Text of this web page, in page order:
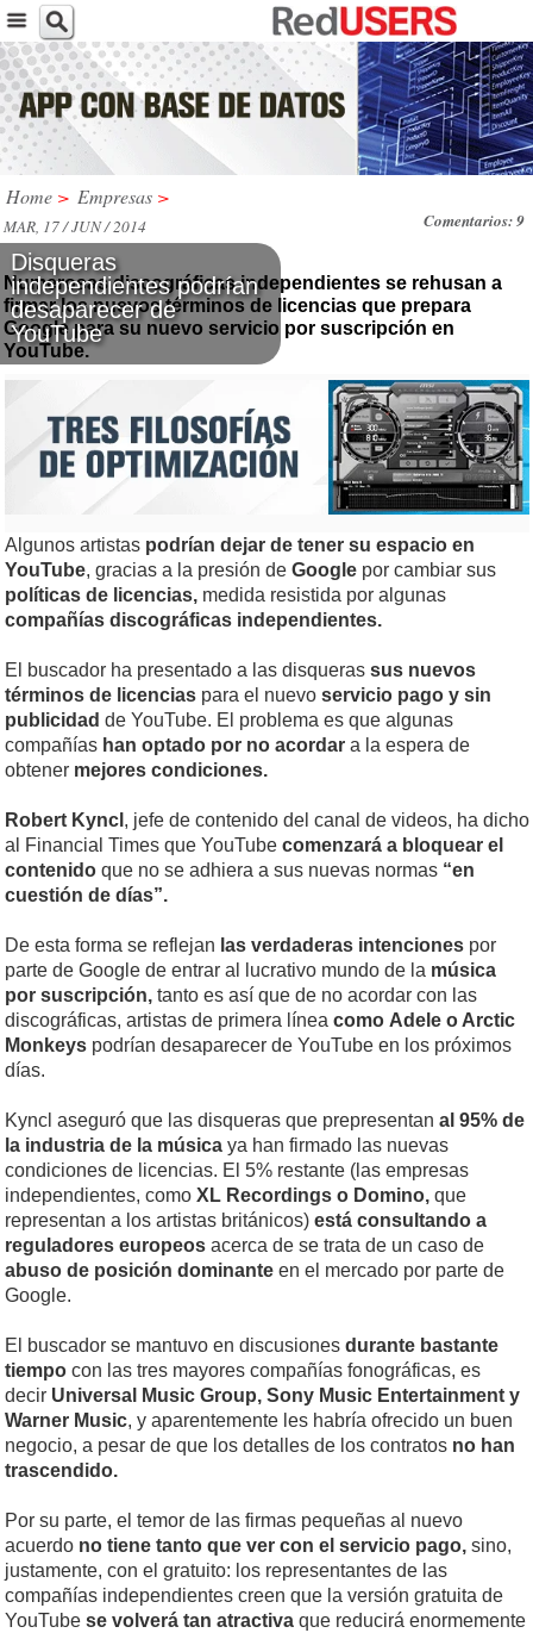
Home > Empresas >
Comentarios: 9
MAR, 17 / JUN / 2014
Disqueras
independientes podrían
desaparecer de
YouTube
Numerosas discográficas independientes se rehusan a
firmar los nuevos términos de licencias que prepara
Google para su nuevo servicio por suscripción en
YouTube.
Algunos artistas podrían dejar de tener su espacio en
YouTube, gracias a la presión de Google por cambiar sus
políticas de licencias, medida resistida por algunas
compañías discográficas independientes.
El buscador ha presentado a las disqueras sus nuevos
términos de licencias para el nuevo servicio pago y sin
publicidad de YouTube. El problema es que algunas
compañías han optado por no acordar a la espera de
obtener mejores condiciones.
Robert Kyncl , jefe de contenido del canal de videos, ha dicho
al Financial Times que YouTube comenzará a bloquear el
contenido que no se adhiera a sus nuevas normas “en
cuestión de días”.
De esta forma se reflejan las verdaderas intenciones por
parte de Google de entrar al lucrativo mundo de la música
por suscripción, tanto es así que de no acordar con las
discográficas, artistas de primera línea como Adele o Arctic
Monkeys podrían desaparecer de YouTube en los próximos
días.
Kyncl aseguró que las disqueras que prepresentan al 95% de
la industria de la música ya han firmado las nuevas
condiciones de licencias. El 5% restante (las empresas
independientes, como XL Recordings o Domino, que
representan a los artistas británicos) está consultando a
reguladores europeos acerca de se trata de un caso de
abuso de posición dominante en el mercado por parte de
Google.
El buscador se mantuvo en discusiones durante bastante
tiempo con las tres mayores compañías fonográficas, es
decir Universal Music Group, Sony Music Entertainment y
Warner Music, y aparentemente les habría ofrecido un buen
negocio, a pesar de que los detalles de los contratos no han
trascendido.
Por su parte, el temor de las firmas pequeñas al nuevo
acuerdo no tiene tanto que ver con el servicio pago, sino,
justamente, con el gratuito: los representantes de las
compañías independientes creen que la versión gratuita de
YouTube se volverá tan atractiva que reducirá enormemente